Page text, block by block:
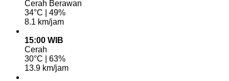
Cerah Berawan
34°C | 49%
8.1 km/jam
15:00 WIB
Cerah
30°C | 63%
13.9 km/jam